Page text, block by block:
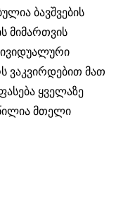
ბავშვების
მიმართვის
ვაკვირდებით მათ
ყველაზე
მთელი